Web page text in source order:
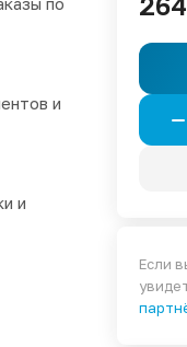
и
и
Если